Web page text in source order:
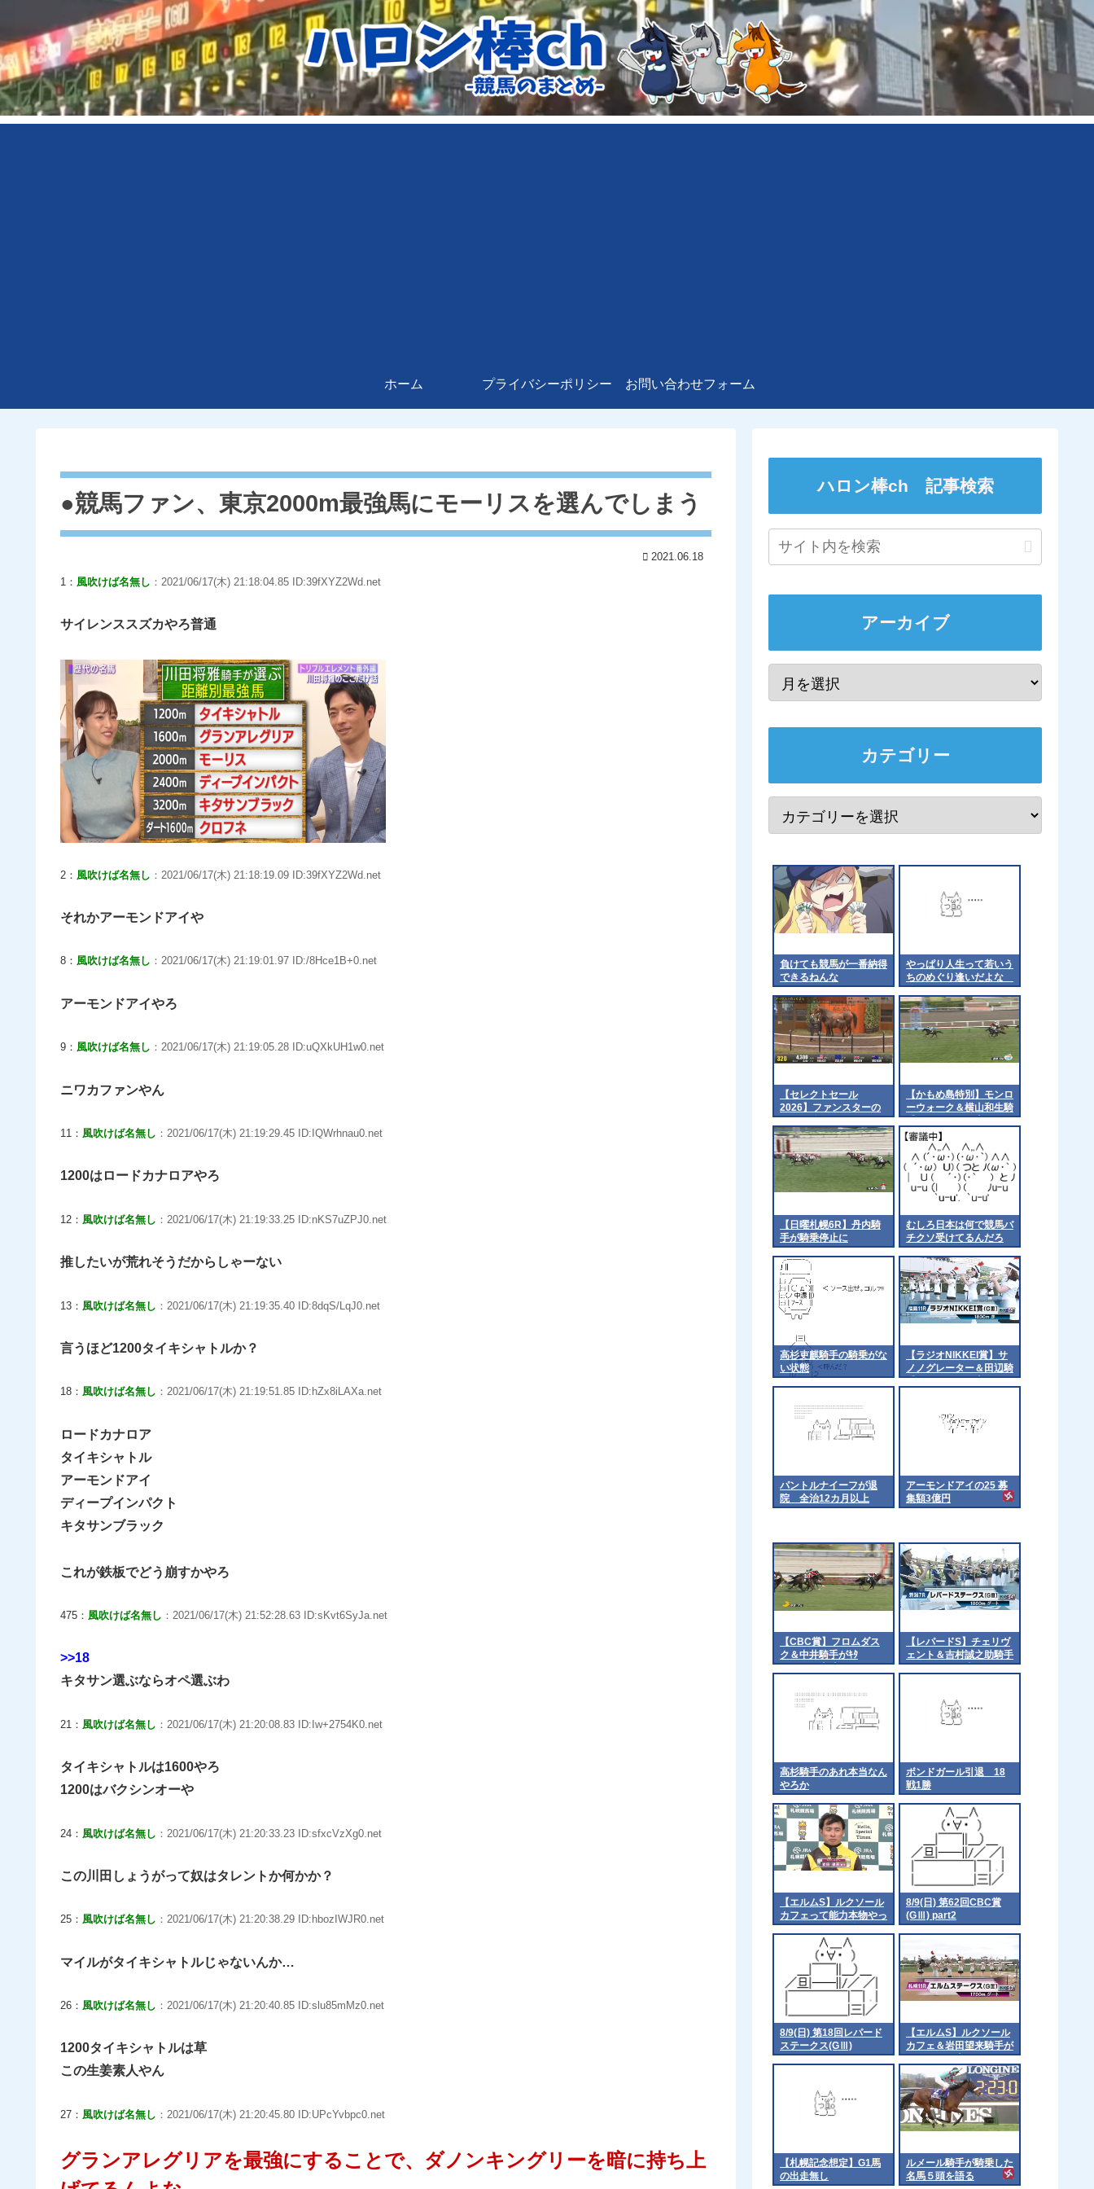
ホーム プライバシーポリシー お問い合わせフォーム
●競馬ファン、東京2000m最強馬にモーリスを選んでしまう
2021.06.18
1： 風吹けば名無し ：2021/06/17(木) 21:18:04.85 ID:39fXYZ2Wd.net
サイレンススズカやろ普通
2： 風吹けば名無し ：2021/06/17(木) 21:18:19.09 ID:39fXYZ2Wd.net
それかアーモンドアイや
8： 風吹けば名無し ：2021/06/17(木) 21:19:01.97 ID:/8Hce1B+0.net
アーモンドアイやろ
9： 風吹けば名無し ：2021/06/17(木) 21:19:05.28 ID:uQXkUH1w0.net
ニワカファンやん
11： 風吹けば名無し ：2021/06/17(木) 21:19:29.45 ID:IQWrhnau0.net
1200はロードカナロアやろ
12： 風吹けば名無し ：2021/06/17(木) 21:19:33.25 ID:nKS7uZPJ0.net
推したいが荒れそうだからしゃーない
13： 風吹けば名無し ：2021/06/17(木) 21:19:35.40 ID:8dqS/LqJ0.net
言うほど1200タイキシャトルか？
18： 風吹けば名無し ：2021/06/17(木) 21:19:51.85 ID:hZx8iLAXa.net
ロードカナロア
タイキシャトル
アーモンドアイ
ディープインパクト
キタサンブラック
これが鉄板でどう崩すかやろ
475： 風吹けば名無し ：2021/06/17(木) 21:52:28.63 ID:sKvt6SyJa.net
>>18
キタサン選ぶならオペ選ぶわ
21： 風吹けば名無し ：2021/06/17(木) 21:20:08.83 ID:Iw+2754K0.net
タイキシャトルは1600やろ
1200はバクシンオーや
24： 風吹けば名無し ：2021/06/17(木) 21:20:33.23 ID:sfxcVzXg0.net
この川田しょうがって奴はタレントか何かか？
25： 風吹けば名無し ：2021/06/17(木) 21:20:38.29 ID:hbozIWJR0.net
マイルがタイキシャトルじゃないんか…
26： 風吹けば名無し ：2021/06/17(木) 21:20:40.85 ID:slu85mMz0.net
1200タイキシャトルは草
この生姜素人やん
27： 風吹けば名無し ：2021/06/17(木) 21:20:45.80 ID:UPcYvbpc0.net
グランアレグリアを最強にすることで、ダノンキングリーを暗に持ち上
ハロン棒ch 記事検索
アーカイブ
カテゴリー
負けても競馬が一番納得
できるねんな
やっぱり人生って若いう
ちのめぐり逢いだよな
他
【セレクトセール
2026】ファンスターの
2026（父イクイノック
ス）3億1千万円で落
札 他
【かもめ島特別】モンロ
ーウォーク＆横山和生騎
手がｷﾀ━━━━(ﾟ
∀ﾟ)━━━━!!
【日曜札幌6R】丹内騎
手が騎乗停止に
むしろ日本は何で競馬バ
チクソ受けてるんだろ
高杉吏麒騎手の騎乗がな
い状態
【ラジオNIKKEI賞】サ
ノノグレーター＆田辺騎
手がｷﾀ━━━━(ﾟ
パントルナイーフが退
院 全治12カ月以上
アーモンドアイの25 募
集額3億円
【CBC賞】フロムダス
ク＆中井騎手がｷﾀ
━━━━(ﾟ∀ﾟ)━━━━!!
【レパードS】チェリヴ
ェント＆吉村誠之助騎手
がｷﾀ━━━━(ﾟ
高杉騎手のあれ本当なん
やろか
ボンドガール引退 18
戦1勝
【エルムS】ルクソール
カフェって能力本物やっ
たんやなって 他
8/9(日) 第62回CBC賞
(GⅢ) part2
8/9(日) 第18回レパード
ステークス(GⅢ)
【エルムS】ルクソール
カフェ＆岩田望来騎手が
ｷﾀ━━━━(ﾟ
∀ﾟ)━━━━!!
【札幌記念想定】G1馬
の出走無し
ルメール騎手が騎乗した
名馬５頭を語る